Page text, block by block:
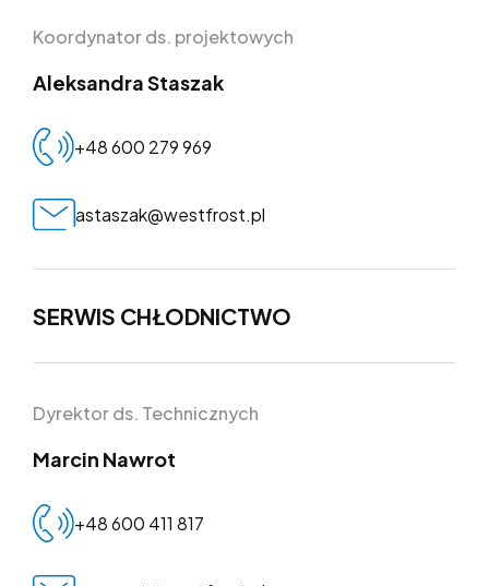
Koordynator ds. projektowych
Aleksandra Staszak
+48 600 279 969
astaszak@westfrost.pl
SERWIS CHŁODNICTWO
Dyrektor ds. Technicznych
Marcin Nawrot
+48 600 411 817